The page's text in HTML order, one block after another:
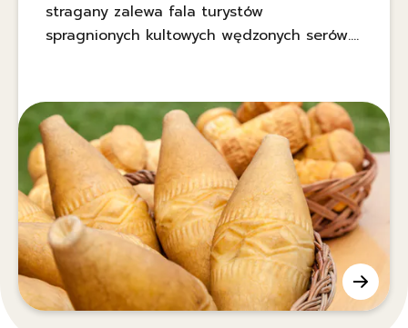
stragany zalewa fala turystów
spragnionych kultowych wędzonych serów.
certyfikowane oscypki to rarytas sezonowy.
Miłośnicy Tatr mogą już jednak zacierać
ręce – wypas owiec ruszył i na straganach
wreszcie pojawiły się oryginały.